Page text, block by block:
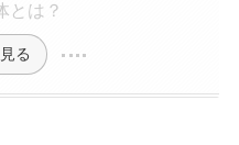
とは？
る